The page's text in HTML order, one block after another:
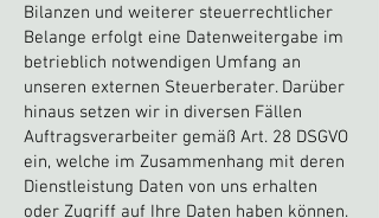
Bilanzen und weiterer steuerrechtlicher
Belange erfolgt eine Datenweitergabe im
betrieblich notwendigen Umfang an
unseren externen Steuerberater. Darüber
hinaus setzen wir in diversen Fällen
Auftragsverarbeiter gemäß Art. 28 DSGVO
ein, welche im Zusammenhang mit deren
Dienstleistung Daten von uns erhalten
oder Zugriff auf Ihre Daten haben können.